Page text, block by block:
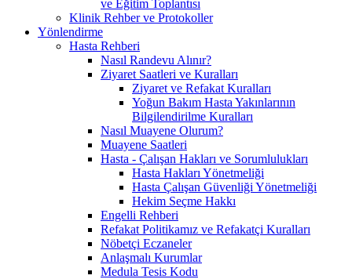
ve Eğitim Toplantısı
Klinik Rehber ve Protokoller
Yönlendirme
Hasta Rehberi
Nasıl Randevu Alınır?
Ziyaret Saatleri ve Kuralları
Ziyaret ve Refakat Kuralları
Yoğun Bakım Hasta Yakınlarının
Bilgilendirilme Kuralları
Nasıl Muayene Olurum?
Muayene Saatleri
Hasta - Çalışan Hakları ve Sorumlulukları
Hasta Hakları Yönetmeliği
Hasta Çalışan Güvenliği Yönetmeliği
Hekim Seçme Hakkı
Engelli Rehberi
Refakat Politikamız ve Refakatçi Kuralları
Nöbetçi Eczaneler
Anlaşmalı Kurumlar
Medula Tesis Kodu